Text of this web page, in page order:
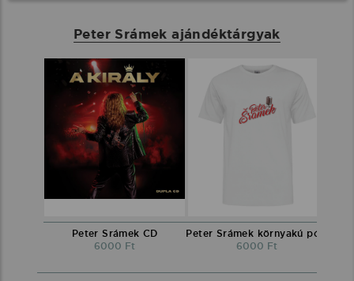
Peter Srámek ajándéktárgyak
Peter Srámek CD
6000 Ft
6000 Ft